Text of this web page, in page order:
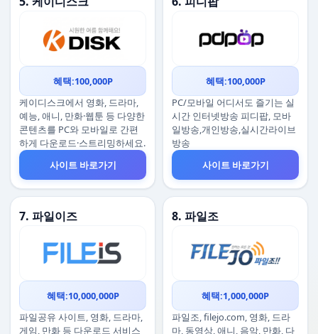
혜택:100,000P
케이디스크에서 영화, 드라마,
예능, 애니, 만화·웹툰 등 다양한
콘텐츠를 PC와 모바일로 간편
하게 다운로드·스트리밍하세요.
사이트 바로가기
혜택:100,000P
PC/모바일 어디서도 즐기는 실
시간 인터넷방송 피디팝, 모바
일방송,개인방송,실시간라이브
방송
사이트 바로가기
7. 파일이즈
혜택:10,000,000P
파일공유 사이트, 영화, 드라마,
게임, 만화 등 다운로드 서비스
8. 파일조
혜택:1,000,000P
파일조, filejo.com, 영화, 드라
마, 동영상, 애니, 음악, 만화, 다